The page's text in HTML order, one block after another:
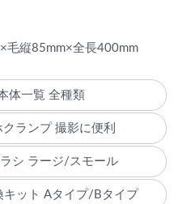
毛縦85mm×全長400mm
体一覧 全種類
ランプ 撮影に便利
シ ラージ/スモール
キット Aタイプ/Bタイプ